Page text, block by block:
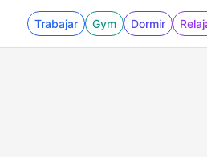
Trabajar Gym Dormir